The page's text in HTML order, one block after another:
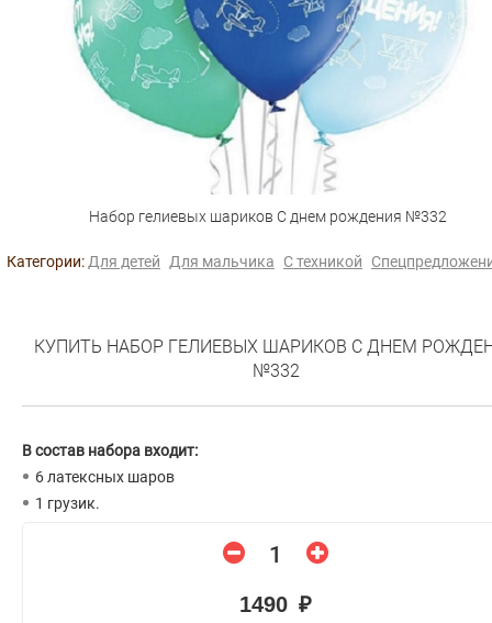
Набор гелиевых шариков С днем рождения №332
Категории: Для детей Для мальчика С техникой
КУПИТЬ НАБОР ГЕЛИЕВЫХ ШАРИКОВ С ДНЕМ
№332
В состав набора входит:
6 латексных шаров
1 грузик.
1490 ₽